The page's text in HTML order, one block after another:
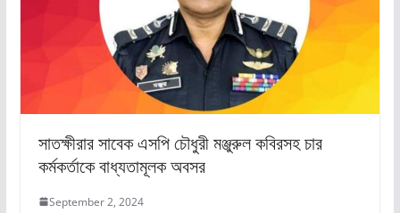
সাতক্ষীরার সাবেক এসপি চৌধুরী মঞ্জুরুল কবিরসহ চার
কর্মকর্তাকে বাধ্যতামূলক অবসর
September 2, 2024